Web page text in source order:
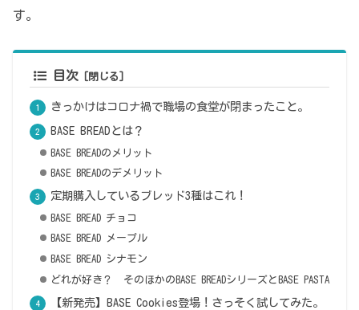
す。
目次
きっかけはコロナ禍で職場の食堂が閉まったこと。
BASE BREADとは？
BASE BREADのメリット
BASE BREADのデメリット
定期購入しているブレッド3種はこれ！
BASE BREAD チョコ
BASE BREAD メープル
BASE BREAD シナモン
どれが好き？ そのほかのBASE BREADシリーズとBASE PASTA
【新発売】BASE Cookies登場！さっそく試してみた。